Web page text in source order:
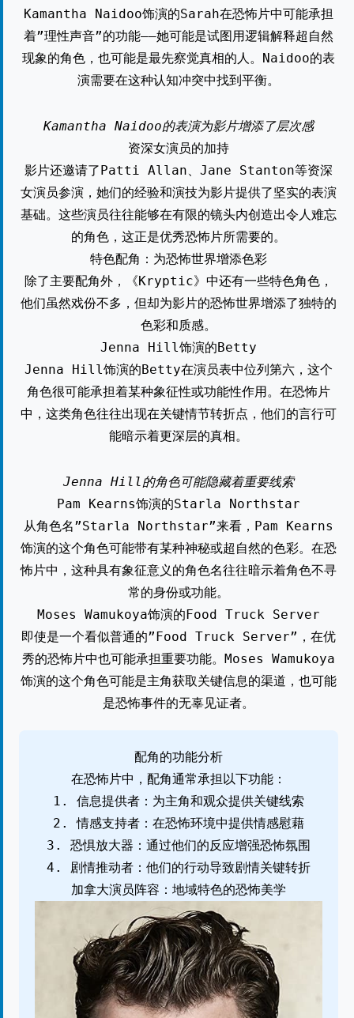
Kamantha Naidoo饰演的Sarah在恐怖片中可能承担
着”理性声音”的功能——她可能是试图用逻辑解释超自然
现象的角色，也可能是最先察觉真相的人。Naidoo的表
演需要在这种认知冲突中找到平衡。
Kamantha Naidoo的表演为影片增添了层次感
资深女演员的加持
影片还邀请了Patti Allan、Jane Stanton等资深
女演员参演，她们的经验和演技为影片提供了坚实的表演
基础。这些演员往往能够在有限的镜头内创造出令人难忘
的角色，这正是优秀恐怖片所需要的。
特色配角：为恐怖世界增添色彩
除了主要配角外，《Kryptic》中还有一些特色角色，
他们虽然戏份不多，但却为影片的恐怖世界增添了独特的
色彩和质感。
Jenna Hill饰演的Betty
Jenna Hill饰演的Betty在演员表中位列第六，这个
角色很可能承担着某种象征性或功能性作用。在恐怖片
中，这类角色往往出现在关键情节转折点，他们的言行可
能暗示着更深层的真相。
Jenna Hill的角色可能隐藏着重要线索
Pam Kearns饰演的Starla Northstar
从角色名”Starla Northstar”来看，Pam Kearns
饰演的这个角色可能带有某种神秘或超自然的色彩。在恐
怖片中，这种具有象征意义的角色名往往暗示着角色不寻
常的身份或功能。
Moses Wamukoya饰演的Food Truck Server
即使是一个看似普通的”Food Truck Server”，在优
秀的恐怖片中也可能承担重要功能。Moses Wamukoya
饰演的这个角色可能是主角获取关键信息的渠道，也可能
是恐怖事件的无辜见证者。
配角的功能分析
在恐怖片中，配角通常承担以下功能：
1. 信息提供者：为主角和观众提供关键线索
2. 情感支持者：在恐怖环境中提供情感慰藉
3. 恐惧放大器：通过他们的反应增强恐怖氛围
4. 剧情推动者：他们的行动导致剧情关键转折
加拿大演员阵容：地域特色的恐怖美学